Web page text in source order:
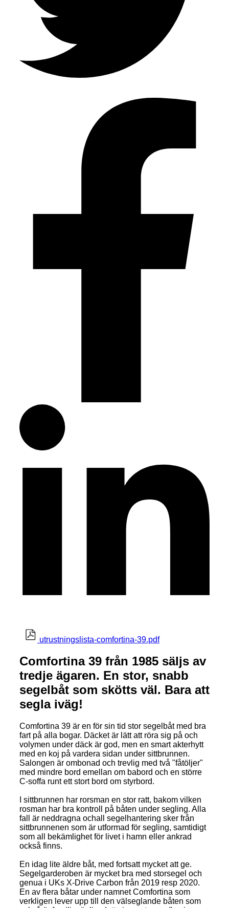
utrustningslista-comfortina-39.pdf
Comfortina 39 från 1985 säljs av
tredje ägaren. En stor, snabb
segelbåt som skötts väl. Bara att
segla iväg!
Comfortina 39 är en för sin tid stor segelbåt med bra
fart på alla bogar. Däcket är lätt att röra sig på och
volymen under däck är god, men en smart akterhytt
med en koj på vardera sidan under sittbrunnen.
Salongen är ombonad och trevlig med två "fåtöljer"
med mindre bord emellan om babord och en större
C-soffa runt ett stort bord om styrbord.
I sittbrunnen har rorsman en stor ratt, bakom vilken
rosman har bra kontroll på båten under segling. Alla
fall är neddragna ochall segelhantering sker från
sittbrunnenen som är utformad för segling, samtidigt
som all bekämlighet för livet i hamn eller ankrad
också finns.
En idag lite äldre båt, med fortsatt mycket att ge.
Segelgarderoben är mycket bra med storsegel och
genua i UKs X-Drive Carbon från 2019 resp 2020.
En av flera båtar under namnet Comfortina som
verkligen lever upp till den välseglande båten som